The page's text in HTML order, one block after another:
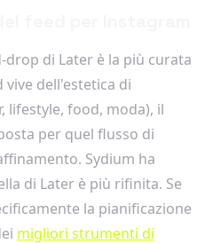
di Later è la più curata
vive dell'estetica di
lifestyle, food, moda), il
per quel flusso di
Sydium ha
di Later è più rifinita. Se
la pianificazione
migliori strumenti di